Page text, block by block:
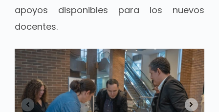
apoyos disponibles para los nuevos
docentes.